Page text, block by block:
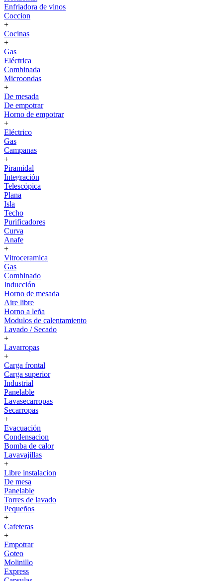
Enfriadora de vinos
Coccion
+
Cocinas
+
Gas
Eléctrica
Combinada
Microondas
+
De mesada
De empotrar
Horno de empotrar
+
Eléctrico
Gas
Campanas
+
Piramidal
Integración
Telescópica
Plana
Isla
Techo
Purificadores
Curva
Anafe
+
Vitroceramica
Gas
Combinado
Inducción
Horno de mesada
Aire libre
Horno a leña
Modulos de calentamiento
Lavado / Secado
+
Lavarropas
+
Carga frontal
Carga superior
Industrial
Panelable
Lavasecarropas
Secarropas
+
Evacuación
Condensacion
Bomba de calor
Lavavajillas
+
Libre instalacion
De mesa
Panelable
Torres de lavado
Pequeños
+
Cafeteras
+
Empotrar
Goteo
Molinillo
Express